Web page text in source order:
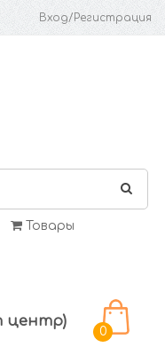
Вход/Регистрация
Товары
центр)
0